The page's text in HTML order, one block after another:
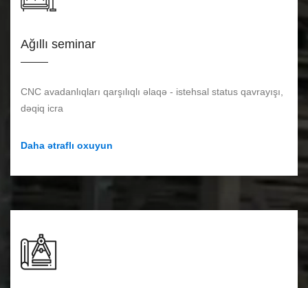
Ağıllı seminar
CNC avadanlıqları qarşılıqlı əlaqə - istehsal status qavrayışı,
dəqiq icra
Daha ətraflı oxuyun